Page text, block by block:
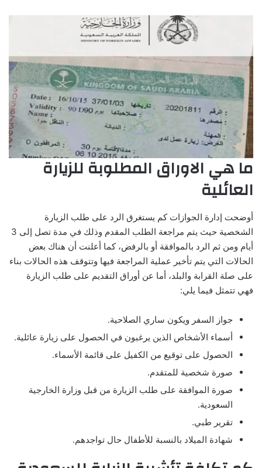
ما هي الاوراق المطلوبة للزيارة
العائلية
أوضحت إدارة الجوازات كم يستغرق الرد على طلب الزيارة
الشخصية حيث يتم مراجعة الطلب المقدم وذلك في مدة تصل إلى 3
أيام ومن ثم الرد بالموافقة أو بالرفض، كما أعلنت أن هناك بعض
الحالات التي يتم تأخير عملية المراجعة فيها وتتوقف هذه الحالات بناء
على صلة القرابة والبلد، أما عن أوراق التقديم على طلب الزيارة
فهي تتمثل فيما يلي:
جواز السفر ويكون ساري الصلاحية.
أسماء الأشخاص الذين يرغبون في الحصول على زيارة عائلية.
الحصول على توقيع من الكفيل على قائمة الأسماء.
صورة شخصية للمتقدم.
صورة الموافقة على طلب الزيارة من قبل وزارة الخارجية
السعودية.
تقرير طبي.
شهادة الميلاد بالنسبة للأطفال حال تواجدهم.